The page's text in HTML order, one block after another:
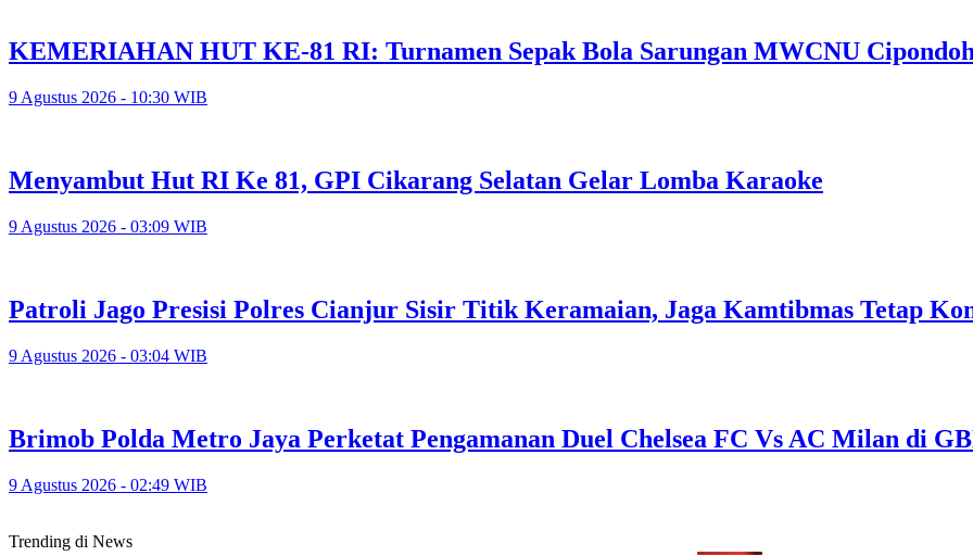
KEMERIAHAN HUT KE-81 RI: Turnamen Sepak Bola Sarungan MWCNU
9 Agustus 2026 - 10:30 WIB
Menyambut Hut RI Ke 81, GPI Cikarang Selatan Gelar Lomba Karaoke
9 Agustus 2026 - 03:09 WIB
Patroli Jago Presisi Polres Cianjur Sisir Titik Keramaian, Jaga Kamtibmas Tetap
9 Agustus 2026 - 03:04 WIB
Brimob Polda Metro Jaya Perketat Pengamanan Duel Chelsea FC Vs AC Milan di
9 Agustus 2026 - 02:49 WIB
Trending di News